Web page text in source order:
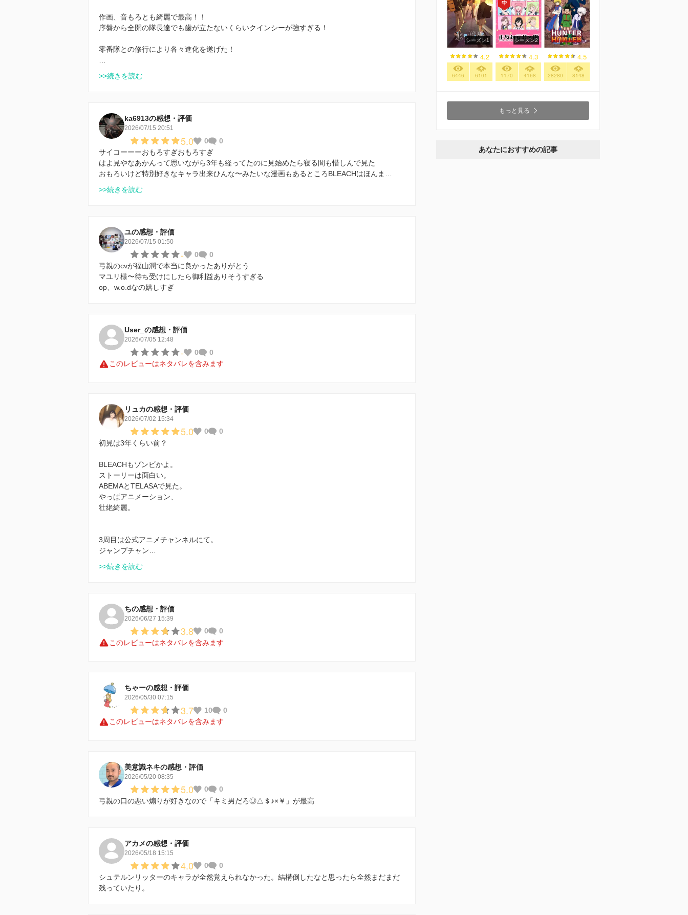
作画、音もろとも綺麗で最高！！
序盤から全開の隊長達でも歯が立たないくらいクインシーが強すぎる！
零番隊との修行により各々進化を遂げた！
>>続きを読む
ka6913の感想・評価
2026/07/15 20:51
5.0 0
0
サイコーーーおもろすぎおもろすぎ
はよ見やなあかんって思いながら3年も経ってたのに見始めたら寝る間も惜しんで見た
おもろいけど特別好きなキャラ出来ひんな〜みたいな漫画もあるところBLEACHはほんま…
>>続きを読む
ユの感想・評価
2026/07/15 01:50
- 0
0
弓親のcvが福山潤で本当に良かったありがとう
マユリ様〜待ち受けにしたら御利益ありそうすぎる
op、w.o.dなの嬉しすぎ
User_の感想・評価
2026/07/05 12:48
- 0
0
このレビューはネタバレを含みます
リュカの感想・評価
2026/07/02 15:34
5.0 0
0
初見は3年くらい前？
BLEACHもゾンビかよ。
ストーリーは面白い。
ABEMAとTELASAで見た。
やっぱアニメーション、
壮絶綺麗。
3周目は公式アニメチャンネルにて。
ジャンプチャン…
>>続きを読む
ちの感想・評価
2026/06/27 15:39
3.8 0
0
このレビューはネタバレを含みます
ちゃーの感想・評価
2026/05/30 07:15
3.7 10
0
このレビューはネタバレを含みます
美意識ネキの感想・評価
2026/05/20 08:35
5.0 0
0
弓親の口の悪い煽りが好きなので「キミ男だろ◎△＄♪×￥」が最高
アカメの感想・評価
2026/05/18 15:15
4.0 0
0
シュテルンリッターのキャラが全然覚えられなかった。結構倒したなと思ったら全然まだまだ
残っていたり。
シーズン1
4.2
6446 6101
シーズン2
4.3
1170 4168
4.5
28280 8148
もっと見る
あなたにおすすめの記事